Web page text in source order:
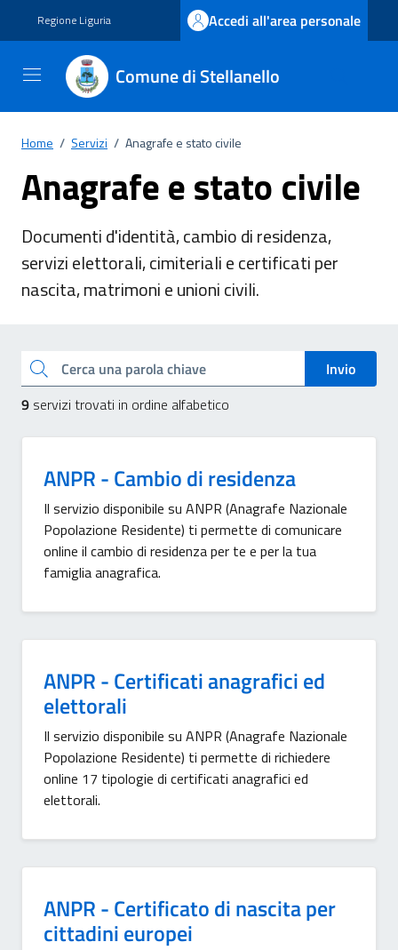
Regione Liguria Accedi all'area personale
Comune di Stellanello
Home / Servizi / Anagrafe e stato civile
Anagrafe e stato civile
Documenti d'identità, cambio di residenza,
servizi elettorali, cimiteriali e certificati per
nascita, matrimoni e unioni civili.
Cerca una parola chiave
Invio
9 servizi trovati in ordine alfabetico
ANPR - Cambio di residenza
Il servizio disponibile su ANPR (Anagrafe Nazionale
Popolazione Residente) ti permette di comunicare
online il cambio di residenza per te e per la tua
famiglia anagrafica.
ANPR - Certificati anagrafici ed
elettorali
Il servizio disponibile su ANPR (Anagrafe Nazionale
Popolazione Residente) ti permette di richiedere
online 17 tipologie di certificati anagrafici ed
elettorali.
ANPR - Certificato di nascita per
cittadini europei